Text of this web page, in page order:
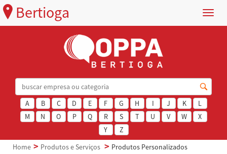
Menu
Bertioga
A B C D E F G H I J K
L
M
N O P Q R S T U V W
X
Y
Z
Home
Produtos e Serviços Produtos Personalizados